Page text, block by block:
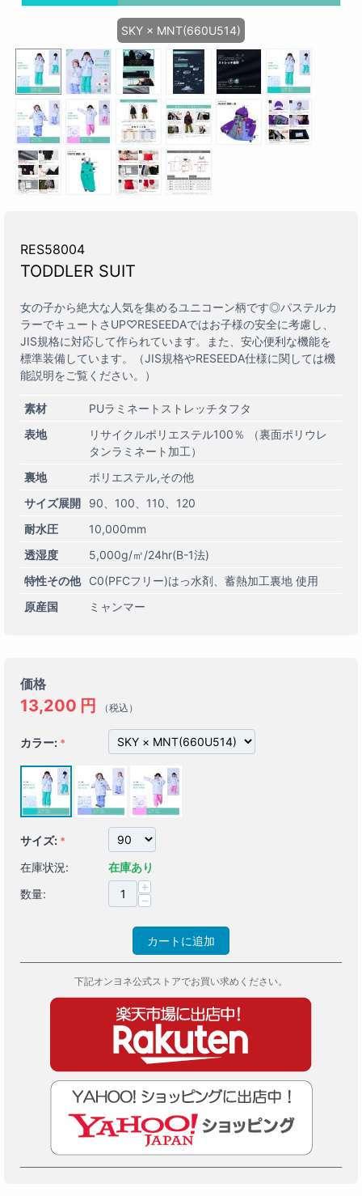
SKY × MNT(660U514)
RES58004
TODDLER SUIT
女の子から絶大な人気を集めるユニコーン柄です◎パステルカ
ラーでキュートさUP♡RESEEDAではお子様の安全に考慮し、
JIS規格に対応して作られています。また、安心便利な機能を
標準装備しています。（JIS規格やRESEEDA仕様に関しては機
能説明をご覧ください。）
素材
PUラミネートストレッチタフタ
表地
リサイクルポリエステル100％ （裏面ポリウレ
タンラミネート加工）
裏地
ポリエステル,その他
サイズ展開
90 100 110
120
耐水圧
10,000mm
透湿度
5,000g/㎡/24hr(B-1法)
特性その他
C0(PFCフリー)はっ水剤
蓄熱加工裏地 使用
原産国
ミャンマー
価格
13,200 円 （税込）
カラー:
サイズ:
在庫状況:
在庫あり
数量:
+
−
カートに追加
下記オンヨネ公式ストアでお買い求めください。